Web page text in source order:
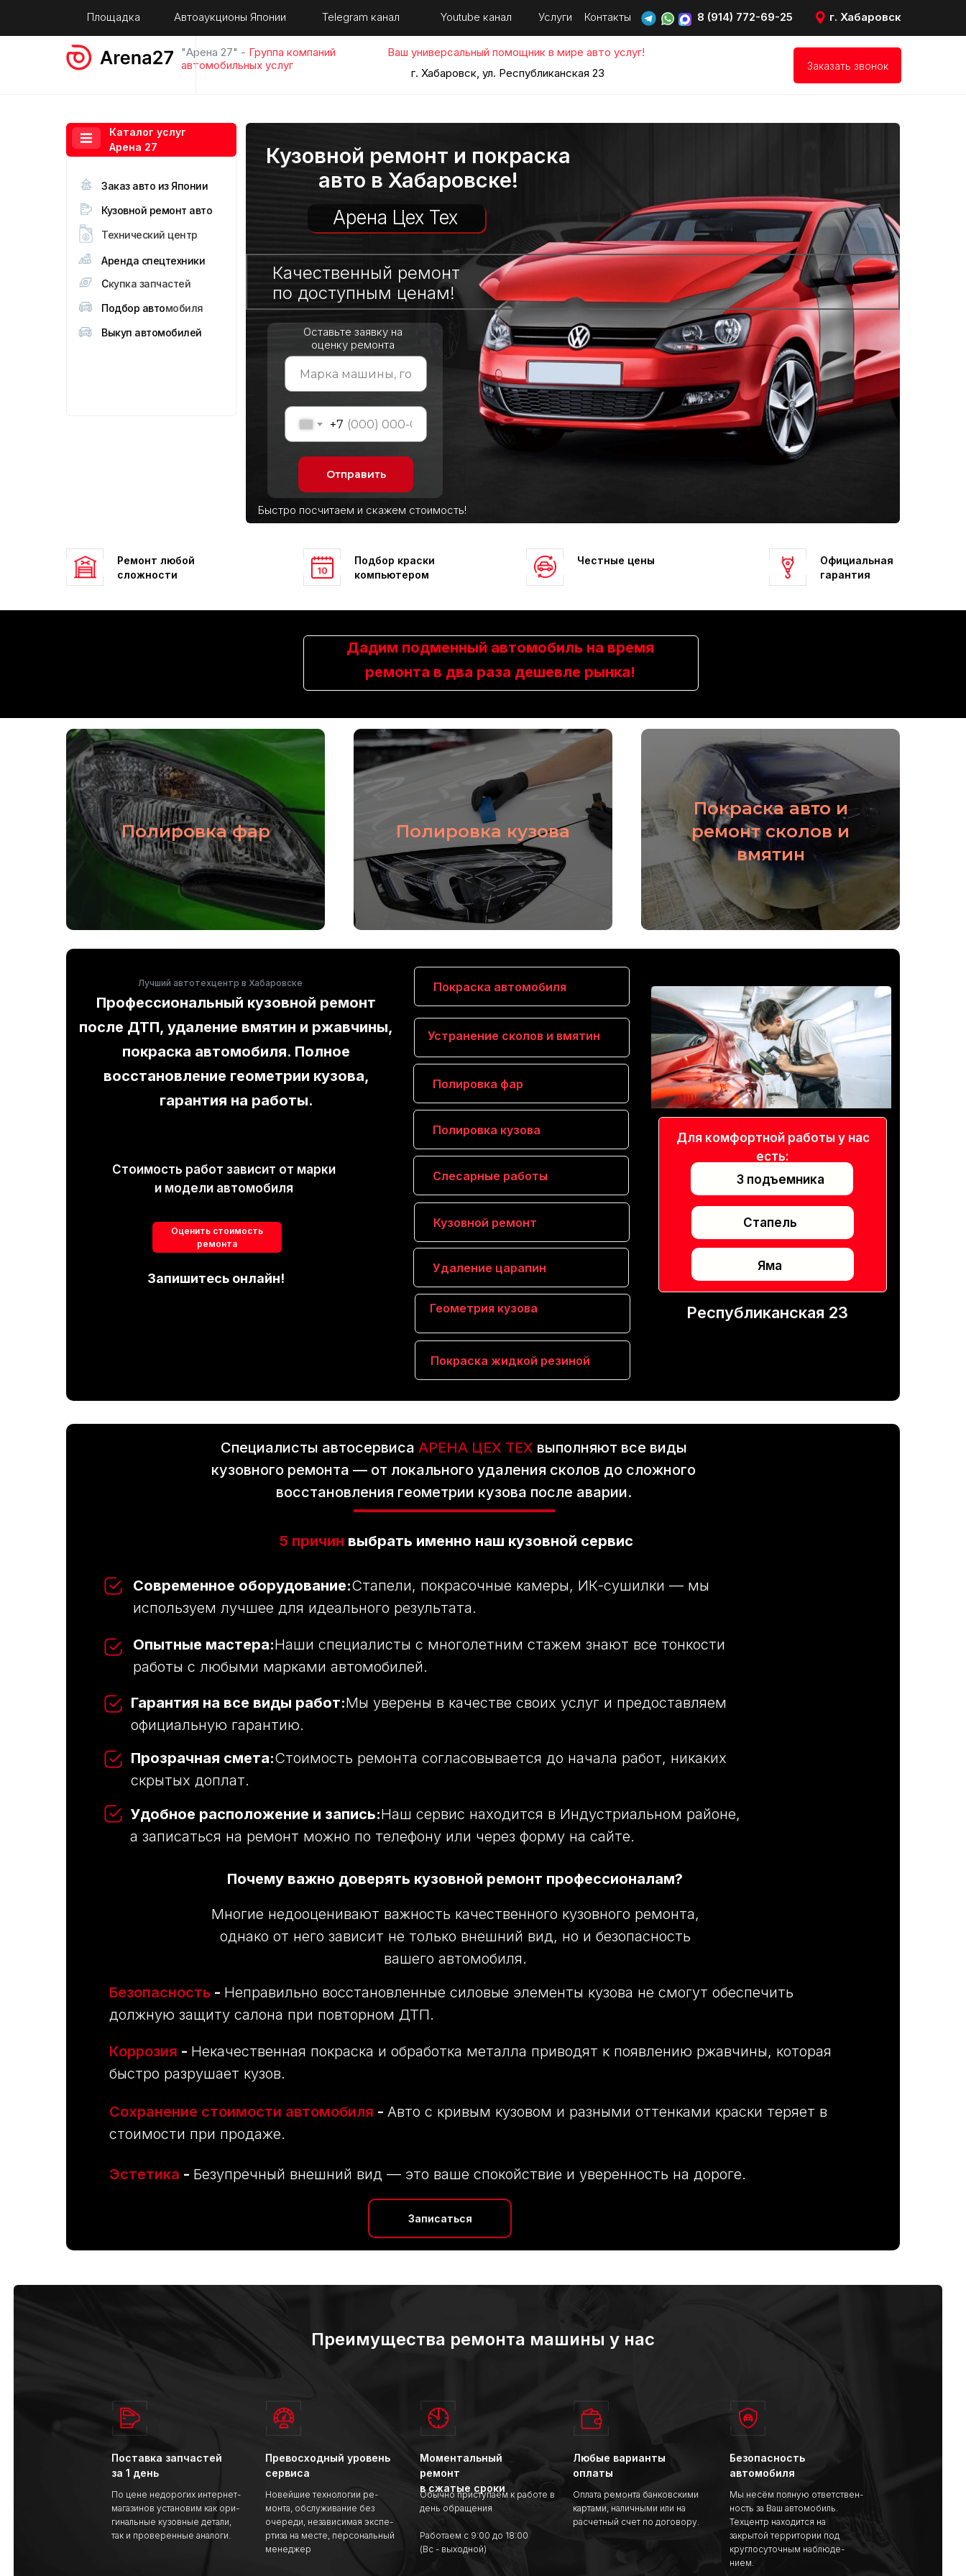
Заказать звонок
Площадка
Ваш универсальный помощник в мире авто услуг!
г. Хабаровск, ул. Республиканская 23
"Арена 27" - Группа компаний
автомобильных услуг
г. Хабаровск
Автоаукционы Японии Telegram канал Youtube канал 8 (914) 772-69-25
Контакты
Услуги
Узнать стоимость ремонта
Каталог услуг
Арена 27
Технический центр
Подбор автомобиля
Выкуп автомобилей
Аренда спецтехники
Скупка запчастей
Кузовной ремонт авто
Заказ авто из Японии
Кузовной ремонт и покраска
авто в Хабаровске!
Арена Цех Тех
Быстро посчитаем и скажем стоимость!
Качественный ремонт
по доступным ценам!
Оставьте заявку на
оценку ремонта
+7
Отправить
Ремонт любой
сложности
Подбор краски
компьютером
Честные цены
Официальная
гарантия
Дадим подменный автомобиль на время
ремонта в два раза дешевле рынка!
Полировка фар
Подробнее Полировка кузова
Подробнее
Покраска авто и
ремонт сколов и
вмятин
Подробнее
Лучший автотехцентр в Хабаровске
Запишитесь онлайн!
Профессиональный кузовной ремонт
после ДТП, удаление вмятин и ржавчины,
покраска автомобиля. Полное
восстановление геометрии кузова,
гарантия на работы.
Республиканская 23
Стоимость работ зависит от марки
и модели автомобиля
Оценить стоимость
ремонта
Устранение сколов и вмятин
Покраска жидкой резиной
Полировка фар
Полировка кузова
Слесарные работы
Кузовной ремонт
Удаление царапин
Покраска автомобиля
Геометрия кузова
Для комфортной работы у нас
есть:
Стапель
3 подъемника
Яма
Эстетика - Безупречный внешний вид — это ваше спокойствие и уверенность на дороге.
Сохранение стоимости автомобиля - Авто с кривым кузовом и разными оттенками краски теряет в
стоимости при продаже.
Коррозия - Некачественная покраска и обработка металла приводят к появлению ржавчины, которая
быстро разрушает кузов.
Безопасность - Неправильно восстановленные силовые элементы кузова не смогут обеспечить
должную защиту салона при повторном ДТП.
Почему важно доверять кузовной ремонт профессионалам?
Многие недооценивают важность качественного кузовного ремонта,
однако от него зависит не только внешний вид, но и безопасность
вашего автомобиля.
Удобное расположение и запись:Наш сервис находится в Индустриальном районе,
а записаться на ремонт можно по телефону или через форму на сайте.
Прозрачная смета:Стоимость ремонта согласовывается до начала работ, никаких
скрытых доплат.
5 причин выбрать именно наш кузовной сервис
Современное оборудование:Стапели, покрасочные камеры, ИК-сушилки — мы
используем лучшее для идеального результата.
Опытные мастера:Наши специалисты с многолетним стажем знают все тонкости
работы с любыми марками автомобилей.
Гарантия на все виды работ:Мы уверены в качестве своих услуг и предоставляем
официальную гарантию.
Специалисты автосервиса АРЕНА ЦЕХ ТЕХ выполняют все виды
кузовного ремонта — от локального удаления сколов до сложного
восстановления геометрии кузова после аварии.
Записаться
Безопасность
автомобиля
Мы несём полную ответствен-
ность за Ваш автомобиль.
Техцентр находится на
закрытой территории под
круглосуточным наблюде-
нием.
Любые варианты
оплаты
Оплата ремонта банковскими
картами, наличными или на
расчетный счет по договору.
Моментальный
ремонт
в сжатые сроки
Обычно приступаем к работе в
день обращения
Работаем с 9:00 до 18:00
(Вс - выходной)
Превосходный уровень
сервиса
Новейшие технологии ре-
монта, обслуживание без
очереди, независимая экспе-
ртиза на месте, персональный
менеджер
Поставка запчастей
за 1 день
По цене недорогих интернет-
магазинов установим как ори-
гинальные кузовные детали,
так и проверенные аналоги.
Преимущества ремонта машины у нас